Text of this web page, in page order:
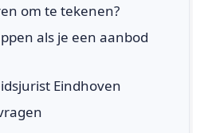
om te tekenen?
als je een aanbod
Eindhoven